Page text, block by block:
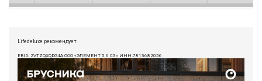
Lifedeluxe рекомендует
ERID: 2VTZQXQDG4A ООО «ЭЛЕМЕНТ 5,6 СЗ» ИНН:7813682056